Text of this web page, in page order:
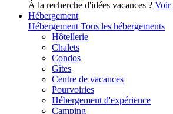
À la recherche d'idées vacances ? Voir
Hébergement
Hébergement Tous les hébergements
Hôtellerie
Chalets
Condos
Gîtes
Centre de vacances
Pourvoiries
Hébergement d'expérience
Camping